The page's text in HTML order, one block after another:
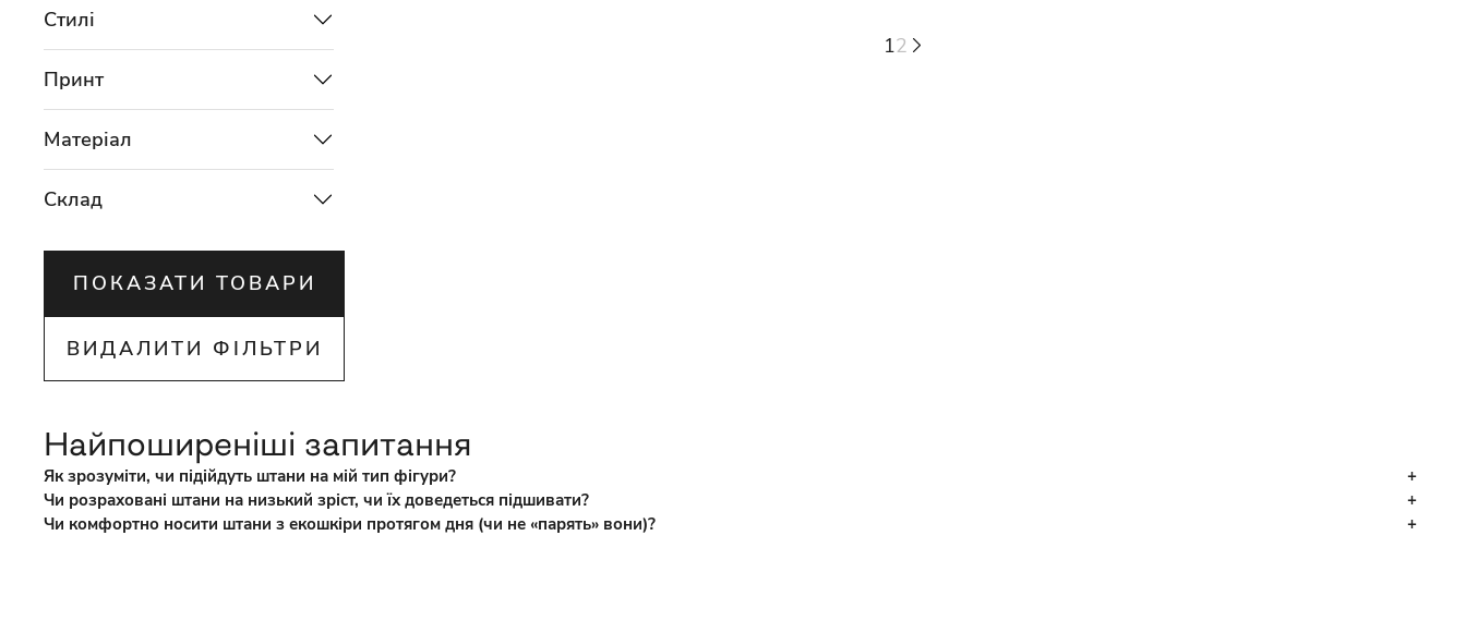
Стилі
Принт
Матеріал
Склад
ПОКАЗАТИ ТОВАРИ
ВИДАЛИТИ ФІЛЬТРИ
12
Найпоширеніші запитання
Як зрозуміти, чи підійдуть штани на мій тип фігури?
Чи розраховані штани на низький зріст, чи їх доведеться підшивати?
Чи комфортно носити штани з екошкіри протягом дня (чи не «парять» вони)?